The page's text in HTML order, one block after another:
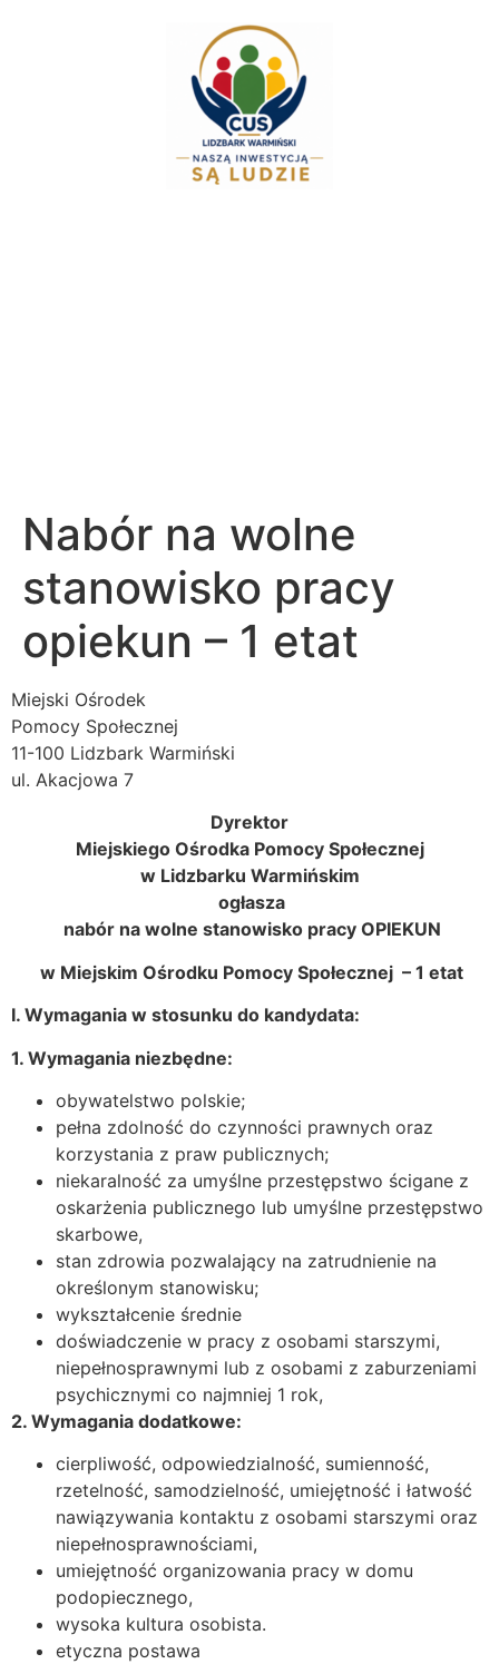
Nabór na wolne
stanowisko pracy
opiekun – 1 etat
Miejski Ośrodek
Pomocy Społecznej
11-100 Lidzbark Warmiński
ul. Akacjowa 7
Dyrektor
Miejskiego Ośrodka Pomocy Społecznej
w Lidzbarku Warmińskim
ogłasza
nabór na wolne stanowisko pracy OPIEKUN
w Miejskim Ośrodku Pomocy Społecznej – 1 etat
I. Wymagania w stosunku do kandydata:
1. Wymagania niezbędne:
obywatelstwo polskie;
pełna zdolność do czynności prawnych oraz
korzystania z praw publicznych;
niekaralność za umyślne przestępstwo ścigane z
oskarżenia publicznego lub umyślne przestępstwo
skarbowe,
stan zdrowia pozwalający na zatrudnienie na
określonym stanowisku;
wykształcenie średnie
doświadczenie w pracy z osobami starszymi,
niepełnosprawnymi lub z osobami z zaburzeniami
psychicznymi co najmniej 1 rok,
2. Wymagania dodatkowe:
cierpliwość, odpowiedzialność, sumienność,
rzetelność, samodzielność, umiejętność i łatwość
nawiązywania kontaktu z osobami starszymi oraz
niepełnosprawnościami,
umiejętność organizowania pracy w domu
podopiecznego,
wysoka kultura osobista.
etyczna postawa